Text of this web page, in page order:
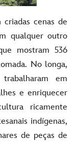
cenas de
qualquer outro
mostram 536
No longa,
em
e enriquecer
ricamente
indígenas,
de peças de